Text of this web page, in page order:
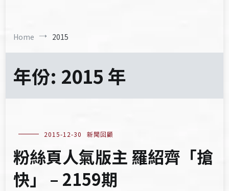
Home 2015
年份: 2015 年
2015-12-30 新聞回顧
粉絲頁人氣版主 羅紹齊「搶
快」 – 2159期